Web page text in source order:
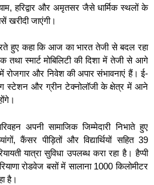
हरिद्वार और अमृतसर जैसे धार्मिक स्थलों के
खरीदी जाएंगी।
हुए कहा कि आज का भारत तेजी से बदल रहा
स्मार्ट मोबिलिटी की दिशा में तेजी से आगे
रोजगार और निवेश की अपार संभावनाएं हैं। ई-
स्टेशन और ग्रीन टेक्नोलॉजी के क्षेत्र में आने
अपनी सामाजिक जिम्मेदारी निभाते हुए
कैंसर पीड़ितों और विद्यार्थियों सहित 39
यात्रा सुविधा उपलब्ध करा रहा है। हैप्पी
रोडवेज बसों में सालाना 1000 किलोमीटर
है।